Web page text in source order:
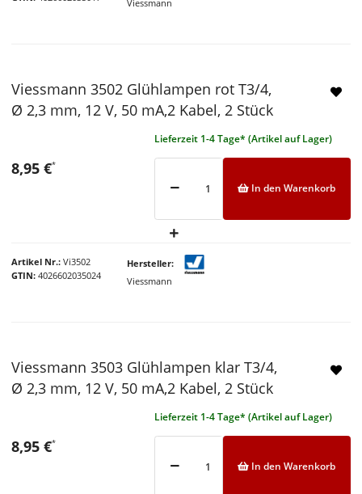
Viessmann
Viessmann 3502 Glühlampen rot T3/4,
Ø 2,3 mm, 12 V, 50 mA,2 Kabel, 2 Stück
Lieferzeit 1-4 Tage* (Artikel auf Lager)
Artikel Nr. Vi3502
GTIN 4026602035024
Hersteller
Viessmann
8,95 €*
In den Warenkorb
Viessmann 3503 Glühlampen klar T3/4,
Ø 2,3 mm, 12 V, 50 mA,2 Kabel, 2 Stück
Lieferzeit 1-4 Tage* (Artikel auf Lager)
8,95 €*
In den Warenkorb